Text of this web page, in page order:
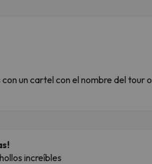
un cartel con el nombre del tour
increíbles